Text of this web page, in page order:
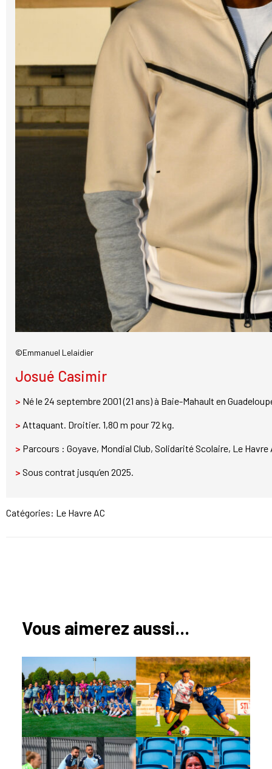
©Emmanuel Lelaidier
Josué Casimir
> Né le 24 septembre 2001 (21 ans) à Baie-Mahault en
> Attaquant. Droitier. 1,80 m pour 72 kg.
> Parcours : Goyave, Mondial Club, Solidarité Scolaire, Le Havre
> Sous contrat jusqu’en 2025.
Catégories: Le Havre AC
Vous aimerez aussi...